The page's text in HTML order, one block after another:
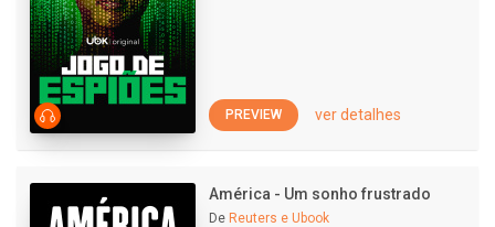
PREVIEW ver detalhes
América - Um sonho frustrado
De Reuters e Ubook